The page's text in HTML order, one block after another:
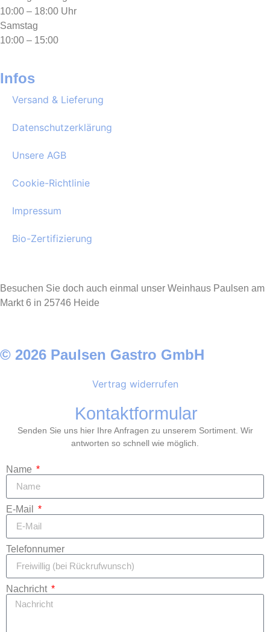
10:00 – 18:00 Uhr
Samstag
10:00 – 15:00
Infos
Versand & Lieferung
Datenschutzerklärung
Unsere AGB
Cookie-Richtlinie
Impressum
Bio-Zertifizierung
Besuchen Sie doch auch einmal unser Weinhaus Paulsen am
Markt 6 in 25746 Heide
© 2026 Paulsen Gastro GmbH
Vertrag widerrufen
Kontaktformular
Senden Sie uns hier Ihre Anfragen zu unserem Sortiment. Wir
antworten so schnell wie möglich.
Name
E-Mail
Telefonnumer
Nachricht